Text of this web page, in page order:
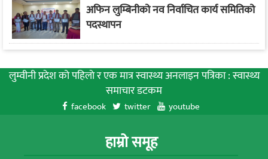
अफिन लुम्बिनीको नव निर्वाचित कार्य समितिको
पदस्थापन
लुम्वीनी प्रदेश को पहिलाे र एक मात्र स्वास्थ्य अनलाइन पत्रिका : स्वास्थ्य
समाचार डटकम
facebook twitter youtube
हाम्रो समूह